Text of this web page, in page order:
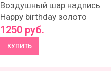
Воздушный шар надпись
Happy birthday золото
1250 руб.
КУПИТЬ